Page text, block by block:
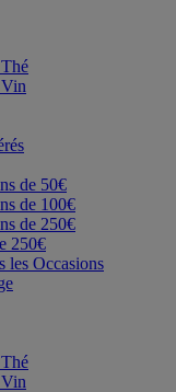
de 50€
de 100€
de 250€
250€
les Occasions